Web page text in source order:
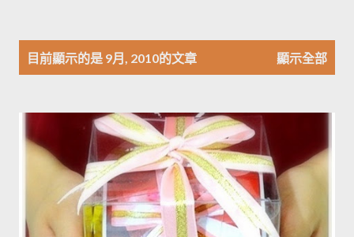
目前顯示的是 9月, 2010的文章 顯示全部